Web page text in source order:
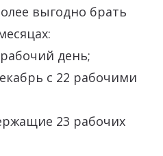
выгодно брать
день;
с 22 рабочими
23 рабочих